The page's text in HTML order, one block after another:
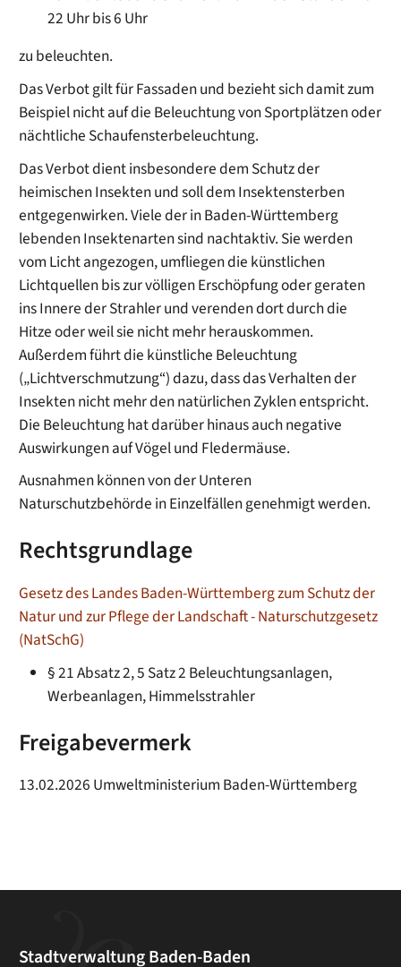
22 Uhr bis 6 Uhr
zu beleuchten.
Das Verbot gilt für Fassaden und bezieht sich damit zum
Beispiel nicht auf die Beleuchtung von Sportplätzen oder
nächtliche Schaufensterbeleuchtung.
Das Verbot dient insbesondere dem Schutz der
heimischen Insekten und soll dem Insektensterben
entgegenwirken. Viele der in Baden-Württemberg
lebenden Insektenarten sind nachtaktiv. Sie werden
vom Licht angezogen, umfliegen die künstlichen
Lichtquellen bis zur völligen Erschöpfung oder geraten
ins Innere der Strahler und verenden dort durch die
Hitze oder weil sie nicht mehr herauskommen.
Außerdem führt die künstliche Beleuchtung
(„Lichtverschmutzung“) dazu, dass das Verhalten der
Insekten nicht mehr den natürlichen Zyklen entspricht.
Die Beleuchtung hat darüber hinaus auch negative
Auswirkungen auf Vögel und Fledermäuse.
Ausnahmen können von der Unteren
Naturschutzbehörde in Einzelfällen genehmigt werden.
Rechtsgrundlage
Gesetz des Landes Baden-Württemberg zum Schutz der
Natur und zur Pflege der Landschaft - Naturschutzgesetz
(NatSchG)
§ 21 Absatz 2, 5 Satz 2 Beleuchtungsanlagen,
Werbeanlagen, Himmelsstrahler
Freigabevermerk
13.02.2026 Umweltministerium Baden-Württemberg
Stadtverwaltung Baden-Baden